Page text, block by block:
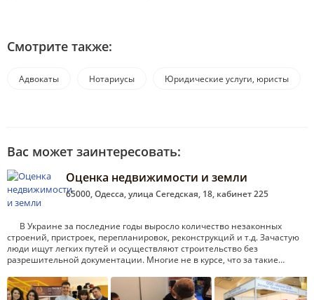
Смотрите также:
Адвокаты Нотариусы Юридические услуги, юристы
Вас может заинтересовать:
Оценка недвижимости и земли
65000, Одесса, улица Сегедская, 18, кабинет 225
В Украине за последние годы выросло количество незаконных
строений, пристроек, перепланировок, реконструкций и т.д. Зачастую
люди ищут легких путей и осуществляют строительство без
разрешительной документации. Многие не в курсе, что за такие…